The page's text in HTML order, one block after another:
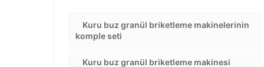
Kuru buz granül briketleme makinelerinin
komple seti
Kuru buz granül briketleme makinesi